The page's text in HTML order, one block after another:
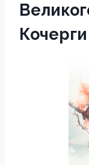
Кочерги